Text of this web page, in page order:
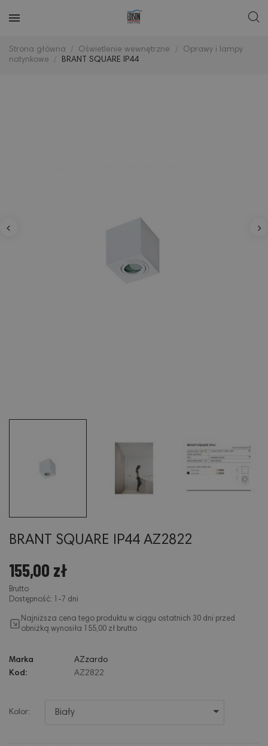
Strona główna Oświetlenie wewnętrzne
Oprawy i lampy
natynkowe
BRANT SQUARE IP44
BRANT SQUARE IP44 AZ2822
155,00 zł
Brutto
Dostępność: 1-7 dni
Najniższa cena tego produktu w ciągu ostatnich 30 dni przed
obniżką wynosiła 155,00 zł brutto
Marka
AZzardo
Kod:
AZ2822
Kolor: